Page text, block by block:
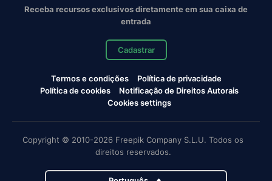
Receba recursos exclusivos diretamente em sua caixa de
entrada
Cadastrar
Termos e condições
Política de privacidade
Política de cookies
Notificação de Direitos Autorais
Cookies settings
Copyright © 2010-2026 Freepik Company S.L.U. Todos os
direitos reservados.